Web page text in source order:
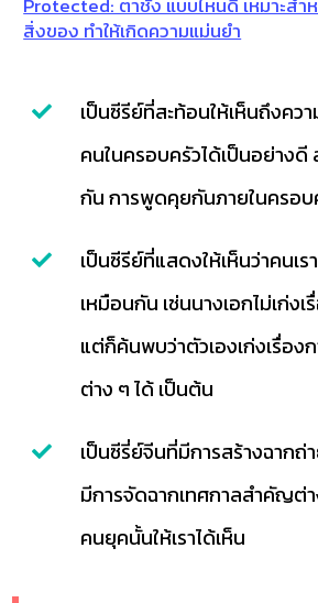
สิ่งของ ทำให้เกิดความแม่นยำ
เป็นซีรีย์ที่สะท้อนให้เห็นถึงคว
คนในครอบครัวได้เป็นอย่างดี
กัน การพูดคุยกันภายในครอ
เป็นซีรีย์ที่แสดงให้เห็นว่าคนเ
เหมือนกัน เช่นนางเอกไม่เก่ง
แต่ก็ค้นพบว่าตัวเองเก่งเรื่อง
ต่าง ๆ ได้ เป็นต้น
เป็นซีรี่ย์จีนที่มีการสร้างฉากถ่
มีการจัดฉากเทศกาลสำคัญต่
คนยุคนั้นให้เราได้เห็น